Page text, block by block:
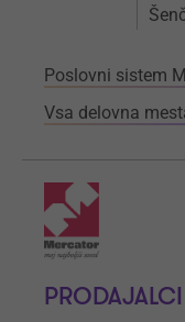
Poslovni sistem
Vsa delovna